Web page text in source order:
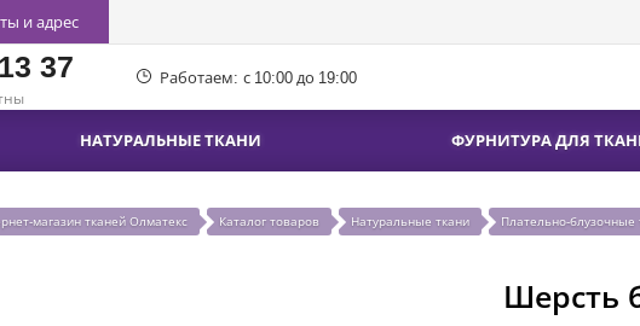
и адрес
37 Работаем: с 10:00 до 19:00
НАТУРАЛЬНЫЕ ТКАНИ ФУРНИТУРА ДЛЯ
магазин тканей Олматекс Каталог товаров Натуральные ткани Плательно-блузочные
Шерсть